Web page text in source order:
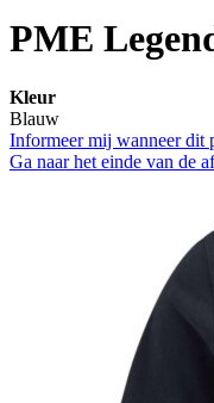
PME
Kleur
Blauw
Informeer mij wanneer dit
Ga naar het einde van de